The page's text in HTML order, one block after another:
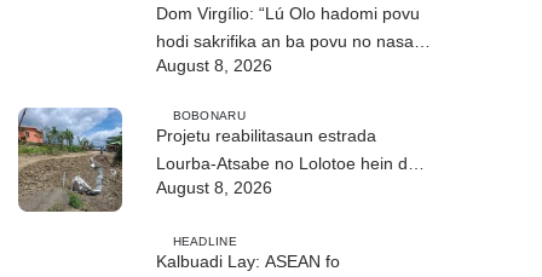
Dom Virgílio: “Lú Olo hadomi povu
hodi sakrifika an ba povu no nasaun
ho fuan”
August 8, 2026
BOBONARU
Projetu reabilitasaun estrada
Lourba-Atsabe no Lolotoe hein de’it
vistu tribunál
August 8, 2026
HEADLINE
Kalbuadi Lay: ASEAN fo